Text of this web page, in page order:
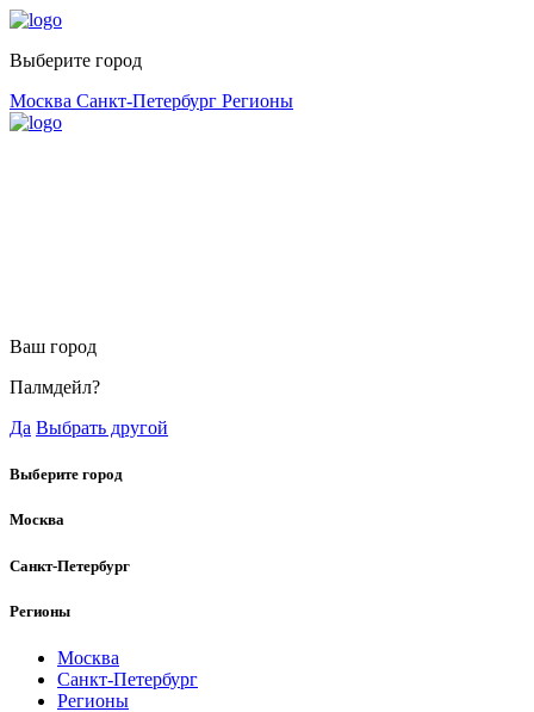
Выберите город
Москва Санкт-Петербург Регионы
Ваш город
Палмдейл?
Да Выбрать другой
Выберите город
Москва
Санкт-Петербург
Регионы
Москва
Санкт-Петербург
Регионы